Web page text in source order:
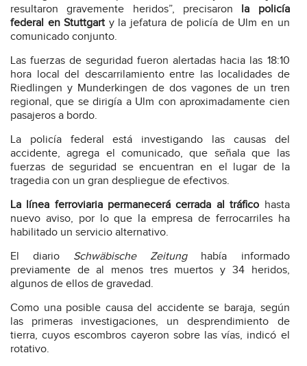
resultaron gravemente heridos”, precisaron la policía
federal en Stuttgarty la jefatura de policía de Ulm en un
comunicado conjunto.
Las fuerzas de seguridad fueron alertadas hacia las 18:10
hora local del descarrilamiento entre las localidades de
Riedlingen y Munderkingen de dos vagones de un tren
regional, que se dirigía a Ulm con aproximadamente cien
pasajeros a bordo.
La policía federal está investigando las causas del
accidente, agrega el comunicado, que señala que las
fuerzas de seguridad se encuentran en el lugar de la
tragedia con un gran despliegue de efectivos.
La línea ferroviaria permanecerá cerrada al tráfico hasta
nuevo aviso, por lo que la empresa de ferrocarriles ha
habilitado un servicio alternativo.
El diario Schwäbische Zeitunghabía informado
previamente de al menos tres muertos y 34 heridos,
algunos de ellos de gravedad.
Como una posible causa del accidente se baraja, según
las primeras investigaciones, un desprendimiento de
tierra, cuyos escombros cayeron sobre las vías, indicó el
rotativo.